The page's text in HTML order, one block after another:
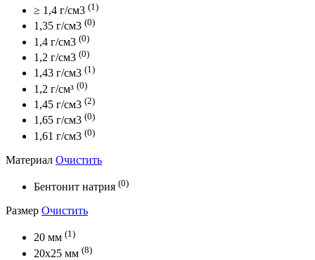
≥ 1,4 г/см3 (1)
1,35 г/см3 (0)
1,4 г/см3 (0)
1,2 г/см3 (0)
1,43 г/см3 (1)
1,2 г/см³ (0)
1,45 г/см3 (2)
1,65 г/см3 (0)
1,61 г/см3 (0)
Материал Очистить
Бентонит натрия (0)
Размер Очистить
20 мм (1)
20х25 мм (8)